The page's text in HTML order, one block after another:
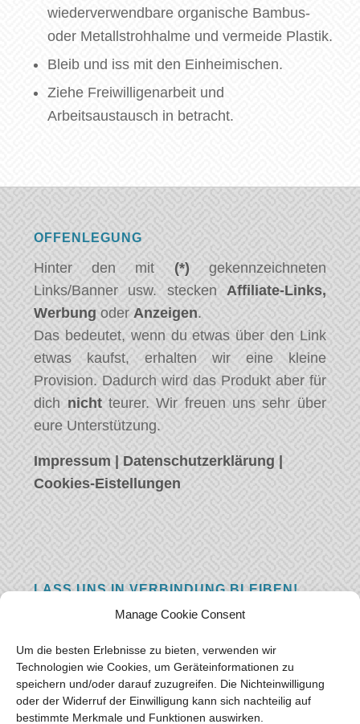
Manage Cookie Consent
Um die besten Erlebnisse zu bieten, verwenden wir
Technologien wie Cookies, um Geräteinformationen zu
speichern und/oder darauf zuzugreifen. Die Nichteinwilligung
oder der Widerruf der Einwilligung kann sich nachteilig auf
bestimmte Merkmale und Funktionen auswirken.
wiederverwendbare organische Bambus-
oder Metallstrohhalme und vermeide Plastik.
Bleib und iss mit den Einheimischen.
Ziehe Freiwilligenarbeit und
Arbeitsaustausch in betracht.
OFFENLEGUNG
Hinter den mit (*) gekennzeichneten
Links/Banner usw. stecken Affiliate-Links,
Werbung oderAnzeigen.
Das bedeutet, wenn du etwas über den Link
etwas kaufst, erhalten wir eine kleine
Provision. Dadurch wird das Produkt aber für
dich nichtteurer. Wir freuen uns sehr über
eure Unterstützung.
Impressum | Datenschutzerklärung |
Cookies-Eistellungen
LASS UNS IN VERBINDUNG BLEIBEN!
Hast eine Frage, einen Kommentar, oder
von euch hören! Hinterlasse uns eine
Nachricht und wir werden so schnell wie
möglich antworten.Vielen Dank!